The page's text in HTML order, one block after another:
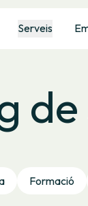
Serveis
Formació